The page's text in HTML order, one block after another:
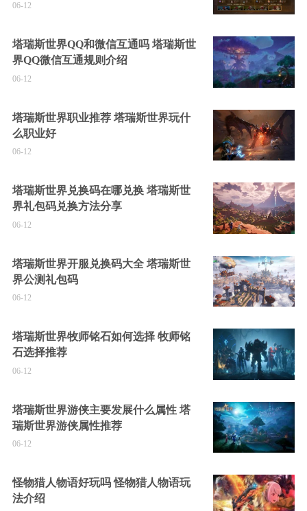
06-12
塔瑞斯世界QQ和微信互通吗 塔瑞斯世
界QQ微信互通规则介绍
06-12
塔瑞斯世界职业推荐 塔瑞斯世界玩什
么职业好
06-12
塔瑞斯世界兑换码在哪兑换 塔瑞斯世
界礼包码兑换方法分享
06-12
塔瑞斯世界开服兑换码大全 塔瑞斯世
界公测礼包码
06-12
塔瑞斯世界牧师铭石如何选择 牧师铭
石选择推荐
06-12
塔瑞斯世界游侠主要发展什么属性 塔
瑞斯世界游侠属性推荐
06-12
怪物猎人物语好玩吗 怪物猎人物语玩
法介绍